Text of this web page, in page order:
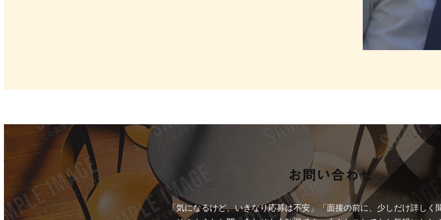
お問い合わせ
「気になるけど、いきなり応募は不安」「面接の前に、少しだけ詳しく